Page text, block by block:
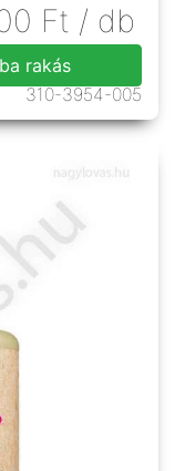
Ft / db
rakás
310-3954-005